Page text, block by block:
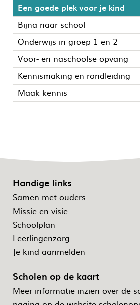
Een goede plek voor je kind
Bijna naar school
Onderwijs in groep 1 en 2
Voor- en naschoolse opvang
Kennismaking en rondleiding
Maak kennis
Handige links
Samen met ouders
Missie en visie
Schoolplan
Leerlingenzorg
Je kind aanmelden
Scholen op de kaart
Meer informatie inzien over de